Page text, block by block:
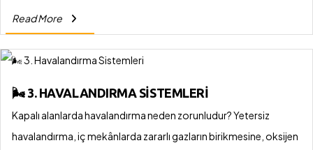
Read More
🌬️ 3. HAVALANDIRMA SISTEMLERI
Kapalı alanlarda havalandırma neden zorunludur? Yetersiz
havalandırma, iç mekânlarda zararlı gazların birikmesine, oksijen